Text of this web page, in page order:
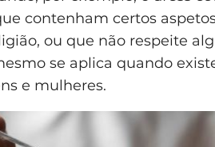
contenham certos
ou que não respeite
se aplica quando
e mulheres.